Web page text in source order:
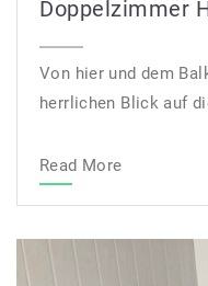
Doppelzimmer
Von hier und dem
herrlichen Blick auf
Read More